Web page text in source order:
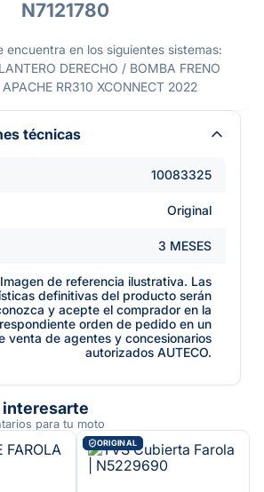
N7121780
encuentra en los siguientes sistemas:
DERECHO / BOMBA FRENO
RR310 XCONNECT 2022
técnicas
10083325
Original
3 MESES
Imagen de referencia ilustrativa. Las
definitivas del producto serán
y acepte el comprador en la
orden de pedido en un
venta de agentes y concesionarios
autorizados AUTECO.
interesarte
para tu moto
ORIGINAL